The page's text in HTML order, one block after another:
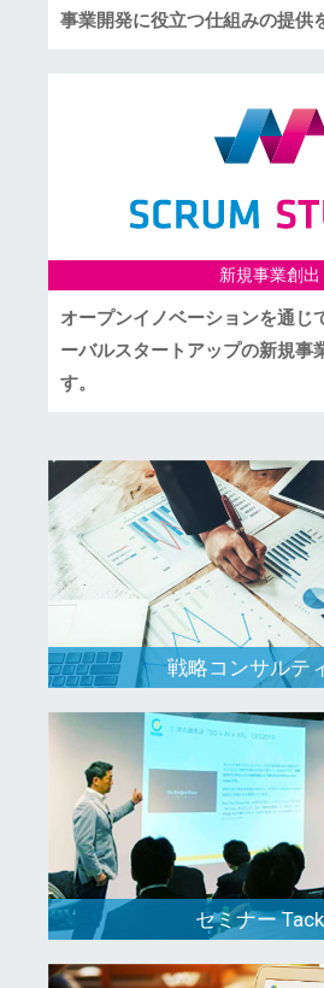
事業開発に役立つ仕組みの提供
新規事業創出
オープンイノベーションを通じ
ーバルスタートアップの新規事
す。
戦略コンサルテ
セミナー